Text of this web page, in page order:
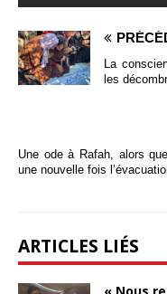
La
les
Une ode à Rafah, alors
une nouvelle fois
ARTICLES LIÉS
« Nous